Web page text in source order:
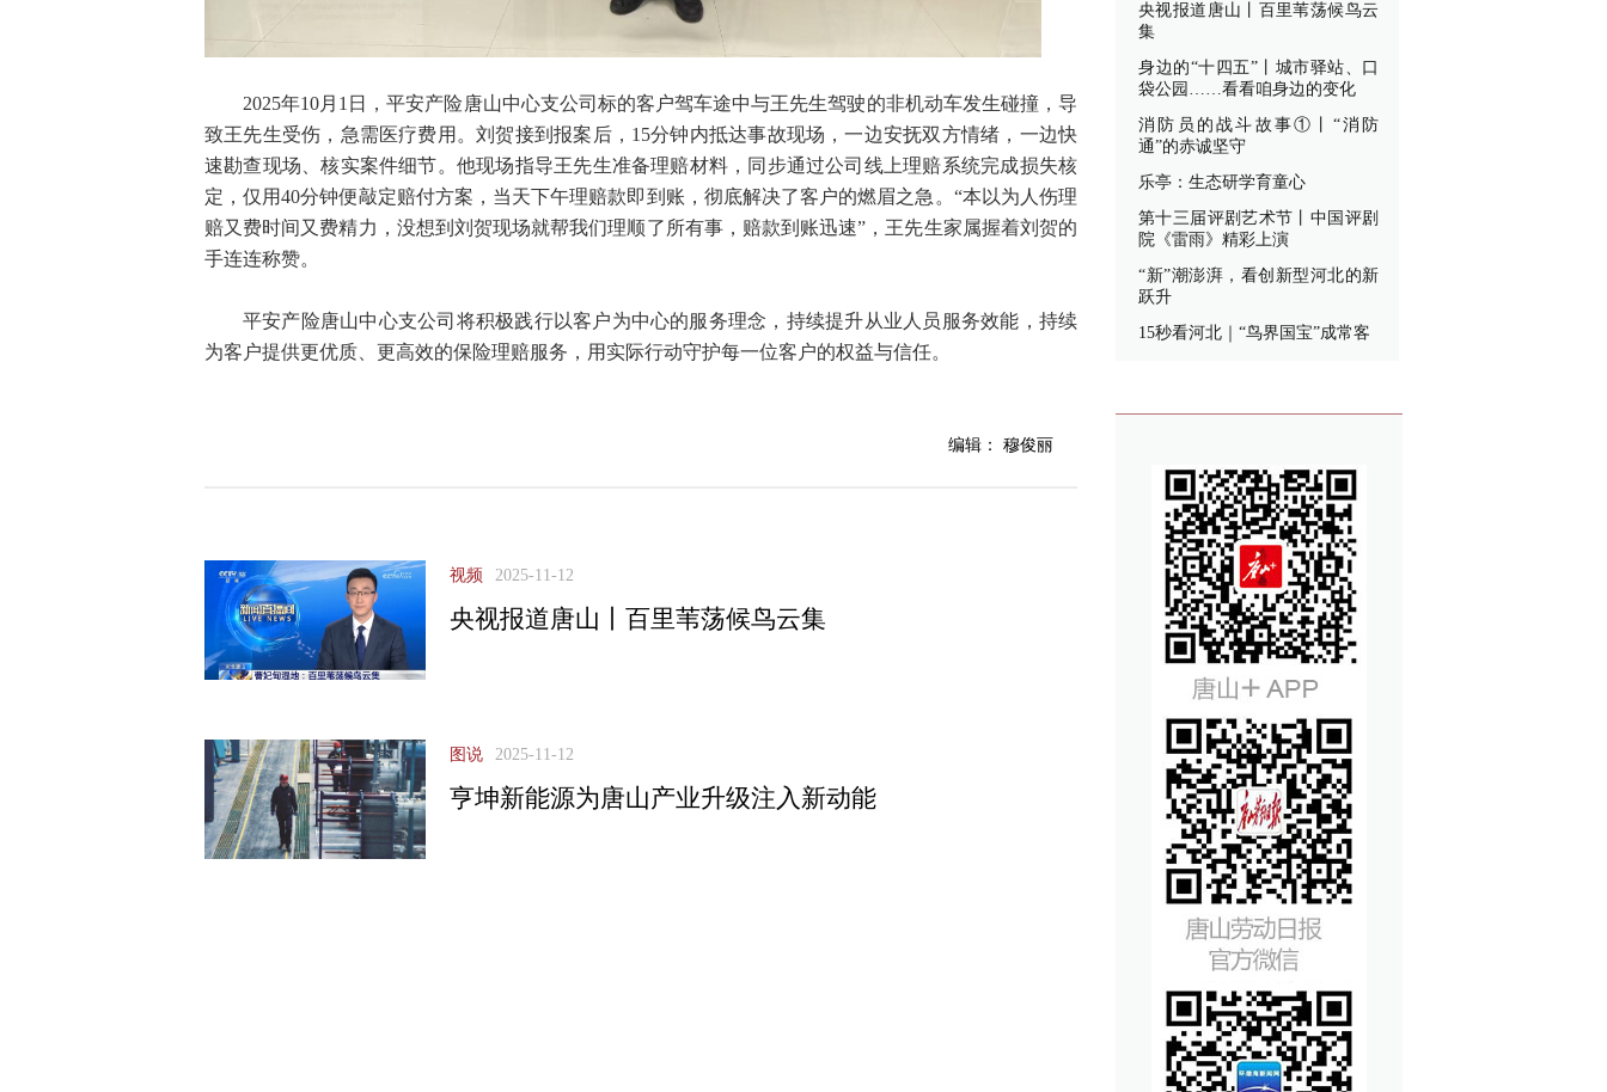
2025年10月1日，平安产险唐山中心支公司标的客户驾车途中与王先生驾驶的非机动车发生碰撞，导
致王先生受伤，急需医疗费用。刘贺接到报案后，15分钟内抵达事故现场，一边安抚双方情绪，一边快
速勘查现场、核实案件细节。他现场指导王先生准备理赔材料，同步通过公司线上理赔系统完成损失核
定，仅用40分钟便敲定赔付方案，当天下午理赔款即到账，彻底解决了客户的燃眉之急。“本以为人伤理
赔又费时间又费精力，没想到刘贺现场就帮我们理顺了所有事，赔款到账迅速”，王先生家属握着刘贺的
手连连称赞。
平安产险唐山中心支公司将积极践行以客户为中心的服务理念，持续提升从业人员服务效能，持续
为客户提供更优质、更高效的保险理赔服务，用实际行动守护每一位客户的权益与信任。
编辑： 穆俊丽
视频 2025-11-12
央视报道唐山丨百里苇荡候鸟云集
图说 2025-11-12
亨坤新能源为唐山产业升级注入新动能
央视报道唐山丨百里苇荡候鸟云
集
身边的“十四五”丨城市驿站、口
袋公园……看看咱身边的变化
消防员的战斗故事①丨“消防
通”的赤诚坚守
乐亭：生态研学育童心
第十三届评剧艺术节丨中国评剧
院《雷雨》精彩上演
“新”潮澎湃，看创新型河北的新
跃升
15秒看河北｜“鸟界国宝”成常客